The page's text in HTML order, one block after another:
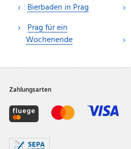
Bierbaden in Prag
Prag für ein
Wochenende